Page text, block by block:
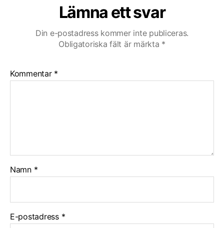
Lämna ett svar
Din e-postadress kommer inte publiceras.
Obligatoriska fält är märkta *
Kommentar *
Namn *
E-postadress *